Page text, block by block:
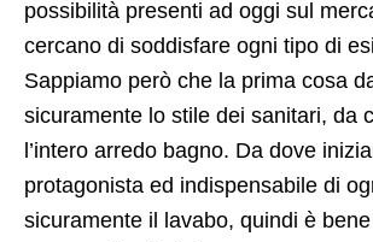
possibilità presenti ad oggi sul
cercano di soddisfare ogni tipo di
Sappiamo però che la prima cosa
sicuramente lo stile dei sanitari, da
l’intero arredo bagno. Da dove
protagonista ed indispensabile di
sicuramente il lavabo, quindi è